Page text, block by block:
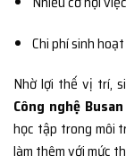
Chi phí sinh
Nhờ lợi thế vị trí,
Công nghệ
học tập trong môi
làm thêm với mức